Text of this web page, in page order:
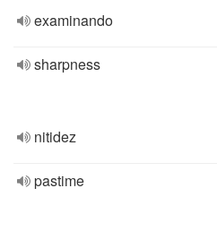
examinando
sharpness
nitidez
pastime